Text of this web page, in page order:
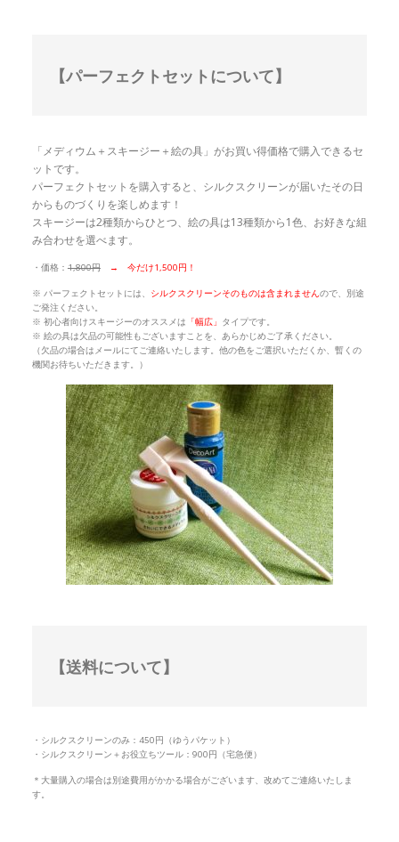
【パーフェクトセットについて】
「メディウム＋スキージー＋絵の具」がお買い得価格で購入できるセ
ットです。
パーフェクトセットを購入すると、シルクスクリーンが届いたその日
からものづくりを楽しめます！
スキージーは2種類からひとつ、絵の具は13種類から1色、お好きな組
み合わせを選べます。
・価格： 1,800円 → 今だけ1,500円！
※ パーフェクトセットには、 シルクスクリーンそのものは含まれませんので、別途
ご発注ください。
※ 初心者向けスキージーのオススメは 「幅広」 タイプです。
※ 絵の具は欠品の可能性もございますことを、あらかじめご了承ください。
（欠品の場合はメールにてご連絡いたします。他の色をご選択いただくか、暫くの
機関お待ちいただきます。）
【送料について】
・シルクスクリーンのみ：450円（ゆうパケット）
・シルクスクリーン＋お役立ちツール：900円（宅急便）
＊大量購入の場合は別途費用がかかる場合がございます、改めてご連絡いたしま
す。